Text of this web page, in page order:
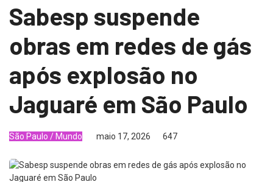
Sabesp suspende
obras em redes de gás
após explosão no
Jaguaré em São Paulo
São Paulo / Mundo maio 17, 2026 647